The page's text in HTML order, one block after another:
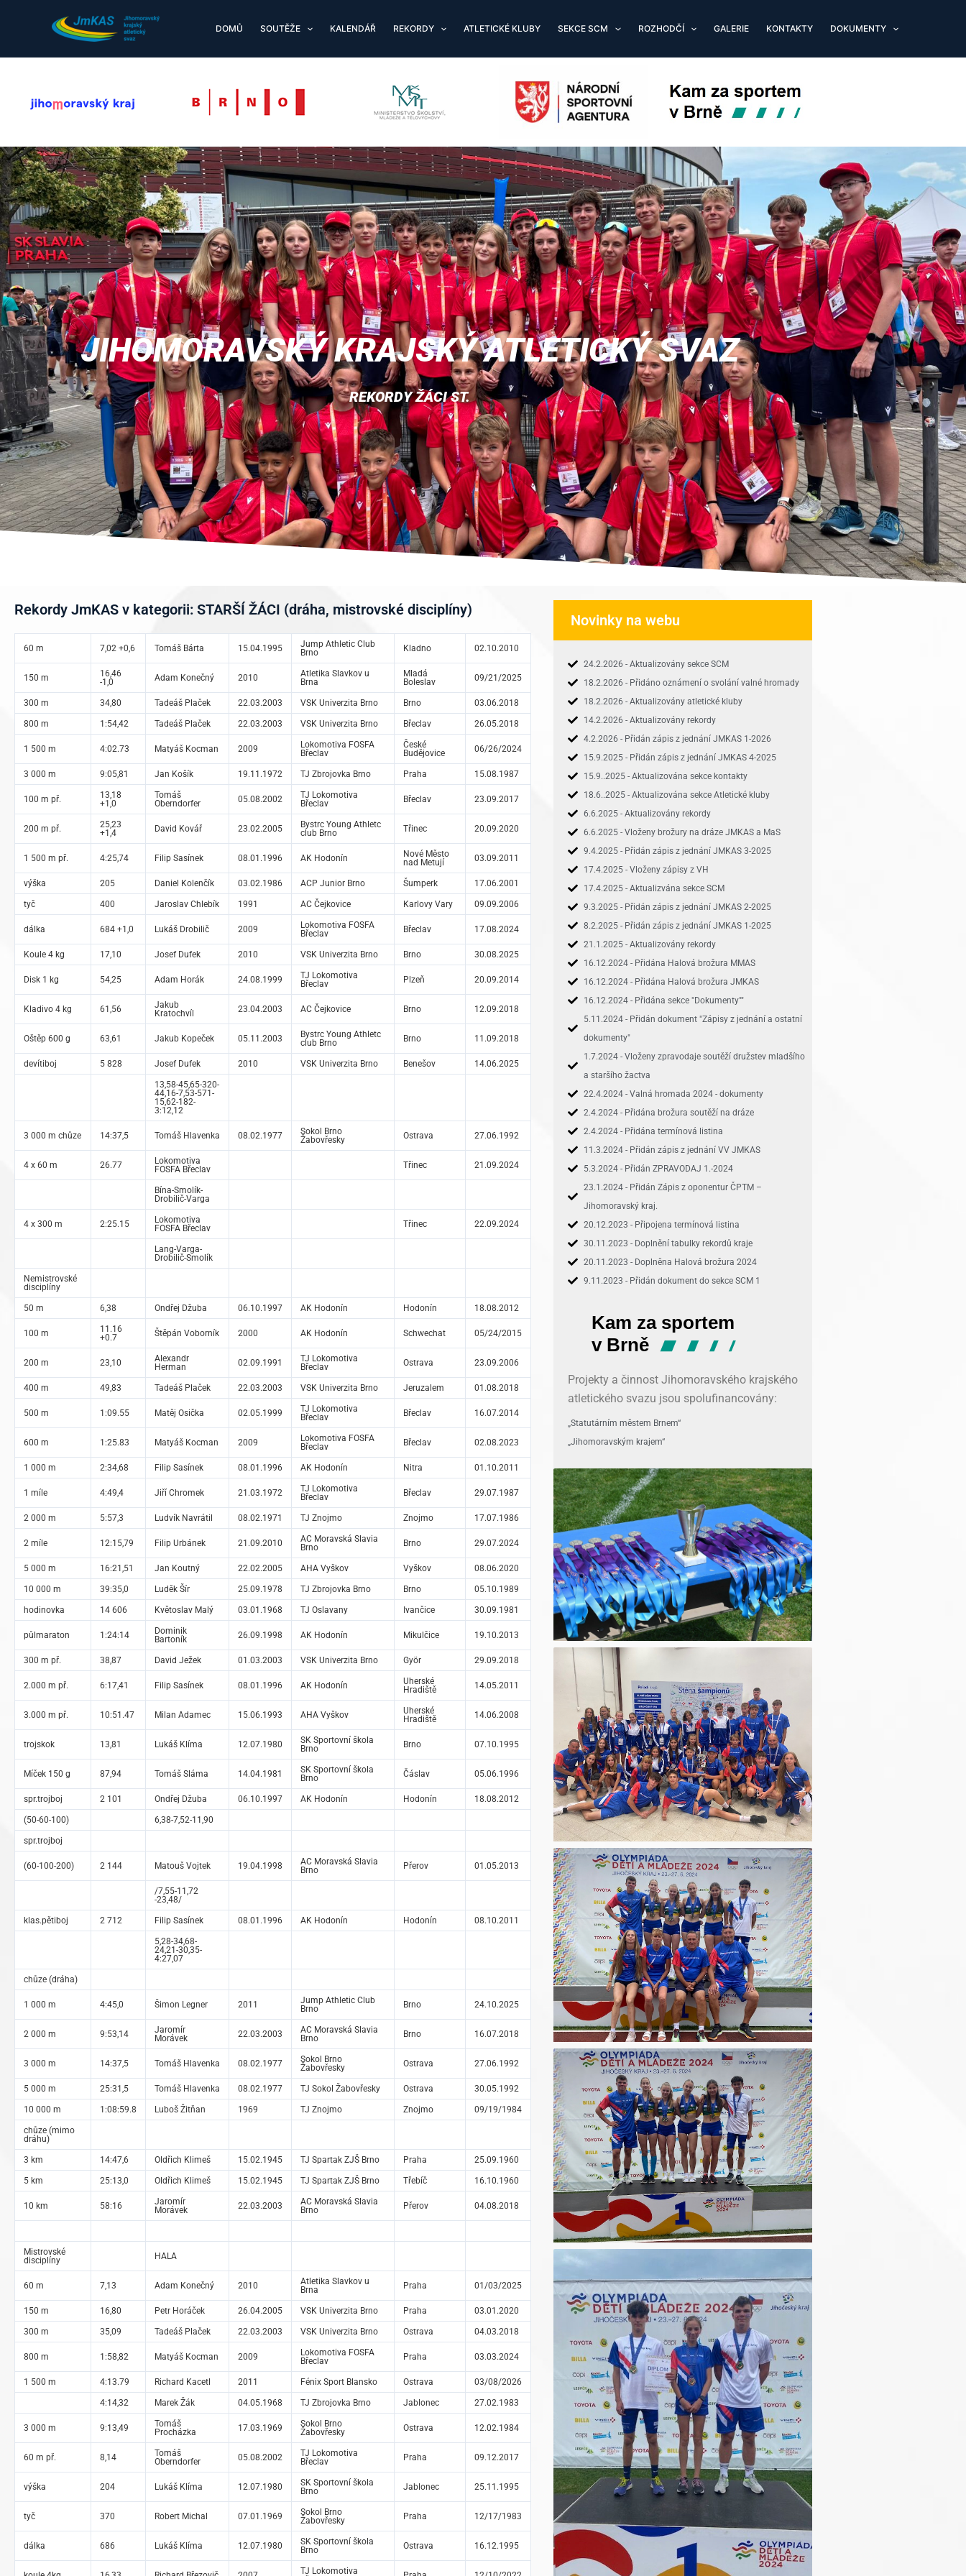
DOMŮ SOUTĚŽE KALENDÁŘ REKORDY ATLETICKÉ KLUBY SEKCE SCM ROZHODČÍ GALERIE KONTAKTY DOKUMENTY
JIHOMORAVSKÝ KRAJSKÝ ATLETICKÝ SVAZ
REKORDY ŽÁCI ST.
Rekordy JmKAS v kategorii: STARŠÍ ŽÁCI (dráha, mistrovské disciplíny)
60 m 7,02 +0,6 Tomáš Bárta 15.04.1995
Jump Athletic Club
Brno
Kladno 02.10.2010
150 m
16,46
-1,0
Adam Konečný 2010
Atletika Slavkov u
Brna
Mladá
Boleslav
09/21/2025
300 m 34,80 Tadeáš Plaček 22.03.2003 VSK Univerzita Brno Brno 03.06.2018
800 m 1:54,42 Tadeáš Plaček 22.03.2003 VSK Univerzita Brno Břeclav 26.05.2018
1 500 m 4:02.73 Matyáš Kocman 2009
Lokomotiva FOSFA
Břeclav
České
Budějovice
06/26/2024
3 000 m 9:05,81 Jan Košík 19.11.1972 TJ Zbrojovka Brno Praha 15.08.1987
100 m př.
13,18
+1,0
Tomáš
Oberndorfer
05.08.2002
TJ Lokomotiva
Břeclav
Břeclav 23.09.2017
200 m př.
25,23
+1,4
David Kovář 23.02.2005
Bystrc Young Athletc
club Brno
Třinec 20.09.2020
1 500 m př. 4:25,74 Filip Sasínek 08.01.1996 AK Hodonín
Nové Město
nad Metují
03.09.2011
výška 205 Daniel Kolenčík 03.02.1986 ACP Junior Brno Šumperk 17.06.2001
tyč 400 Jaroslav Chlebík 1991 AC Čejkovice Karlovy Vary 09.09.2006
dálka 684 +1,0 Lukáš Drobilič 2009
Lokomotiva FOSFA
Břeclav
Břeclav 17.08.2024
Koule 4 kg 17,10 Josef Dufek 2010 VSK Univerzita Brno Brno 30.08.2025
Disk 1 kg 54,25 Adam Horák 24.08.1999
TJ Lokomotiva
Břeclav
Plzeň 20.09.2014
Kladivo 4 kg 61,56
Jakub
Kratochvíl
23.04.2003 AC Čejkovice Brno 12.09.2018
Oštěp 600 g 63,61 Jakub Kopeček 05.11.2003
Bystrc Young Athletc
club Brno
Brno 11.09.2018
devítiboj 5 828 Josef Dufek 2010 VSK Univerzita Brno Benešov 14.06.2025
13,58-45,65-320-
44,16-7,53-571-
15,62-182-
3:12,12
3 000 m chůze 14:37,5 Tomáš Hlavenka 08.02.1977
Sokol Brno
Žabovřesky
Ostrava 27.06.1992
4 x 60 m 26.77
Lokomotiva
FOSFA Břeclav
Třinec 21.09.2024
Bína-Smolík-
Drobilič-Varga
4 x 300 m 2:25.15
Lokomotiva
FOSFA Břeclav
Třinec 22.09.2024
Lang-Varga-
Drobilič-Smolík
Nemistrovské
disciplíny
50 m 6,38 Ondřej Džuba 06.10.1997 AK Hodonín Hodonín 18.08.2012
100 m
11.16
+0.7
Štěpán Voborník 2000 AK Hodonín Schwechat 05/24/2015
200 m 23,10
Alexandr
Herman
02.09.1991
TJ Lokomotiva
Břeclav
Ostrava 23.09.2006
400 m 49,83 Tadeáš Plaček 22.03.2003 VSK Univerzita Brno Jeruzalem 01.08.2018
500 m 1:09.55 Matěj Osička 02.05.1999
TJ Lokomotiva
Břeclav
Břeclav 16.07.2014
600 m 1:25.83 Matyáš Kocman 2009
Lokomotiva FOSFA
Břeclav
Břeclav 02.08.2023
1 000 m 2:34,68 Filip Sasínek 08.01.1996 AK Hodonín Nitra 01.10.2011
1 míle 4:49,4 Jiří Chromek 21.03.1972
TJ Lokomotiva
Břeclav
Břeclav 29.07.1987
2 000 m 5:57,3 Ludvík Navrátil 08.02.1971 TJ Znojmo Znojmo 17.07.1986
2 míle 12:15,79 Filip Urbánek 21.09.2010
AC Moravská Slavia
Brno
Brno 29.07.2024
5 000 m 16:21,51 Jan Koutný 22.02.2005 AHA Vyškov Vyškov 08.06.2020
10 000 m 39:35,0 Luděk Šír 25.09.1978 TJ Zbrojovka Brno Brno 05.10.1989
hodinovka 14 606 Květoslav Malý 03.01.1968 TJ Oslavany Ivančice 30.09.1981
půlmaraton 1:24:14
Dominik
Bartoník
26.09.1998 AK Hodonín Mikulčice 19.10.2013
300 m př. 38,87 David Ježek 01.03.2003 VSK Univerzita Brno Györ 29.09.2018
2.000 m př. 6:17,41 Filip Sasínek 08.01.1996 AK Hodonín
Uherské
Hradiště
14.05.2011
3.000 m př. 10:51.47 Milan Adamec 15.06.1993 AHA Vyškov
Uherské
Hradiště
14.06.2008
trojskok 13,81 Lukáš Klíma 12.07.1980
SK Sportovní škola
Brno
Brno 07.10.1995
Míček 150 g 87,94 Tomáš Sláma 14.04.1981
SK Sportovní škola
Brno
Čáslav 05.06.1996
spr.trojboj 2 101 Ondřej Džuba 06.10.1997 AK Hodonín Hodonín 18.08.2012
(50-60-100) 6,38-7,52-11,90
spr.trojboj
(60-100-200) 2 144 Matouš Vojtek 19.04.1998
AC Moravská Slavia
Brno
Přerov 01.05.2013
/7,55-11,72
-23,48/
klas.pětiboj 2 712 Filip Sasínek 08.01.1996 AK Hodonín Hodonín 08.10.2011
5,28-34,68-
24,21-30,35-
4:27,07
chůze (dráha)
1 000 m 4:45,0 Šimon Legner 2011
Jump Athletic Club
Brno
Brno 24.10.2025
2 000 m 9:53,14
Jaromír
Morávek
22.03.2003
AC Moravská Slavia
Brno
Brno 16.07.2018
3 000 m 14:37,5 Tomáš Hlavenka 08.02.1977
Sokol Brno
Žabovřesky
Ostrava 27.06.1992
5 000 m 25:31,5 Tomáš Hlavenka 08.02.1977 TJ Sokol Žabovřesky Ostrava 30.05.1992
10 000 m 1:08:59.8 Luboš Žitňan 1969 TJ Znojmo Znojmo 09/19/1984
chůze (mimo
dráhu)
3 km 14:47,6 Oldřich Klimeš 15.02.1945 TJ Spartak ZJŠ Brno Praha 25.09.1960
5 km 25:13,0 Oldřich Klimeš 15.02.1945 TJ Spartak ZJŠ Brno Třebíč 16.10.1960
10 km 58:16
Jaromír
Morávek
22.03.2003
AC Moravská Slavia
Brno
Přerov 04.08.2018
Mistrovské
disciplíny
HALA
60 m 7,13 Adam Konečný 2010
Atletika Slavkov u
Brna
Praha 01/03/2025
150 m 16,80 Petr Horáček 26.04.2005 VSK Univerzita Brno Praha 03.01.2020
300 m 35,09 Tadeáš Plaček 22.03.2003 VSK Univerzita Brno Ostrava 04.03.2018
800 m 1:58,82 Matyáš Kocman 2009
Lokomotiva FOSFA
Břeclav
Praha 03.03.2024
1 500 m 4:13.79 Richard Kacetl 2011 Fénix Sport Blansko Ostrava 03/08/2026
4:14,32 Marek Žák 04.05.1968 TJ Zbrojovka Brno Jablonec 27.02.1983
3 000 m 9:13,49
Tomáš
Procházka
17.03.1969
Sokol Brno
Žabovřesky
Ostrava 12.02.1984
60 m př. 8,14
Tomáš
Oberndorfer
05.08.2002
TJ Lokomotiva
Břeclav
Praha 09.12.2017
výška 204 Lukáš Klíma 12.07.1980
SK Sportovní škola
Brno
Jablonec 25.11.1995
tyč 370 Robert Michal 07.01.1969
Sokol Brno
Žabovřesky
Praha 12/17/1983
dálka 686 Lukáš Klíma 12.07.1980
SK Sportovní škola
Brno
Ostrava 16.12.1995
TJ Lokomotiva
Novinky na webu
24.2.2026 - Aktualizovány sekce SCM
18.2.2026 - Přidáno oznámení o svolání valné hromady
18.2.2026 - Aktualizovány atletické kluby
14.2.2026 - Aktualizovány rekordy
4.2.2026 - Přidán zápis z jednání JMKAS 1-2026
15.9.2025 - Přidán zápis z jednání JMKAS 4-2025
15.9..2025 - Aktualizována sekce kontakty
18.6..2025 - Aktualizována sekce Atletické kluby
6.6.2025 - Aktualizovány rekordy
6.6.2025 - Vloženy brožury na dráze JMKAS a MaS
9.4.2025 - Přidán zápis z jednání JMKAS 3-2025
17.4.2025 - Vloženy zápisy z VH
17.4.2025 - Aktualizvána sekce SCM
9.3.2025 - Přidán zápis z jednání JMKAS 2-2025
8.2.2025 - Přidán zápis z jednání JMKAS 1-2025
21.1.2025 - Aktualizovány rekordy
16.12.2024 - Přidána Halová brožura MMAS
16.12.2024 - Přidána Halová brožura JMKAS
16.12.2024 - Přidána sekce "Dokumenty""
5.11.2024 - Přidán dokument "Zápisy z jednání a ostatní
dokumenty"
1.7.2024 - Vloženy zpravodaje soutěží družstev mladšího
a staršího žactva
22.4.2024 - Valná hromada 2024 - dokumenty
2.4.2024 - Přidána brožura soutěží na dráze
2.4.2024 - Přidána termínová listina
11.3.2024 - Přidán zápis z jednání VV JMKAS
5.3.2024 - Přidán ZPRAVODAJ 1.-2024
23.1.2024 - Přidán Zápis z oponentur ČPTM –
Jihomoravský kraj.
20.12.2023 - Připojena termínová listina
30.11.2023 - Doplnění tabulky rekordů kraje
20.11.2023 - Doplněna Halová brožura 2024
9.11.2023 - Přidán dokument do sekce SCM 1
Projekty a činnost Jihomoravského krajského
atletického svazu jsou spolufinancovány:
„Statutárním městem Brnem“
„Jihomoravským krajem“